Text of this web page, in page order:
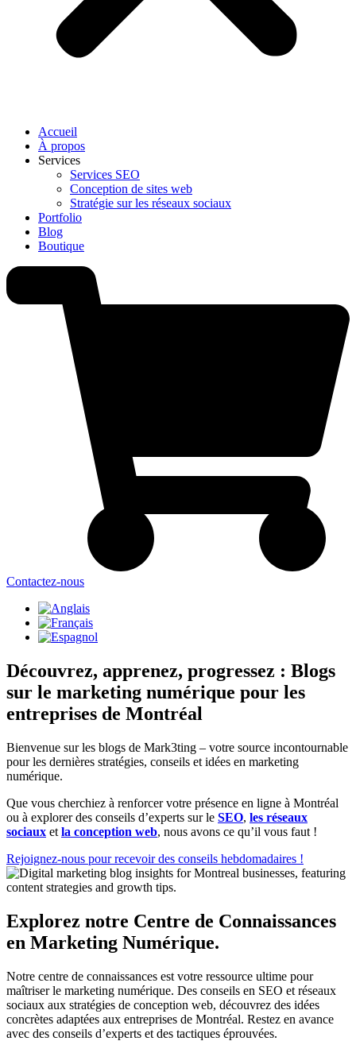
Accueil
À propos
Services
Services SEO
Conception de sites web
Stratégie sur les réseaux sociaux
Portfolio
Blog
Boutique
Contactez-nous
Découvrez, apprenez, progressez : Blogs
sur le marketing numérique pour les
entreprises de Montréal
Bienvenue sur les blogs de Mark3ting – votre source incontournable
pour les dernières stratégies, conseils et idées en marketing
numérique.
Que vous cherchiez à renforcer votre présence en ligne à Montréal
ou à explorer des conseils d’experts sur le SEO, les réseaux
sociaux et la conception web, nous avons ce qu’il vous faut !
Rejoignez-nous pour recevoir des conseils hebdomadaires !
Explorez notre Centre de Connaissances
en Marketing Numérique.
Notre centre de connaissances est votre ressource ultime pour
maîtriser le marketing numérique. Des conseils en SEO et réseaux
sociaux aux stratégies de conception web, découvrez des idées
concrètes adaptées aux entreprises de Montréal. Restez en avance
avec des conseils d’experts et des tactiques éprouvées.